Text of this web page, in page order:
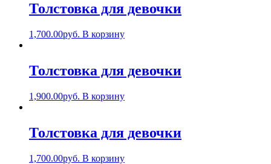
Толстовка для девочки
1,700.00руб. В корзину
Толстовка для девочки
1,900.00руб. В корзину
Толстовка для девочки
1,700.00руб. В корзину